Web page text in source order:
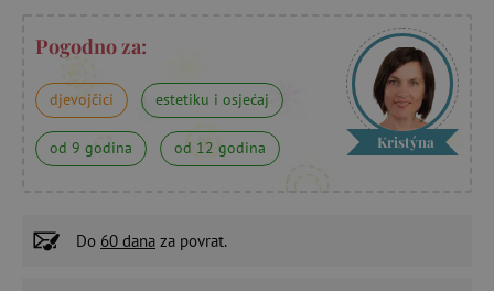
Pogodno za:
djevojčici estetiku i osjećaj
od 9 godina od 12 godina Kristýna
Do 60 dana za povrat.